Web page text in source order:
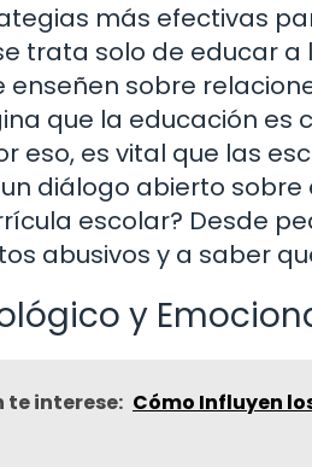
más efectivas
trata solo de educar
sobre
que la educación es
eso, es vital que las
diálogo abierto sobre
escolar? Desde
abusivos y a saber
y
te interese: Cómo Influyen